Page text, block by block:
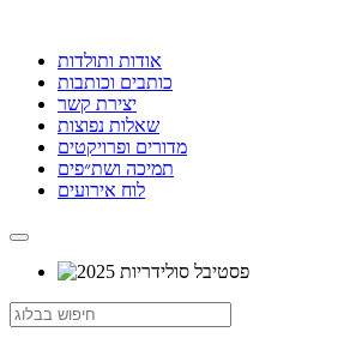
אודות ותולדות
כותבים וכותבות
יצירת קשר
שאלות נפוצות
מדורים ופרויקטים
תמיכה ושת״פים
לוח אירועים